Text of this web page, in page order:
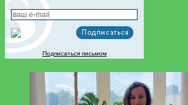
Подписаться письмом